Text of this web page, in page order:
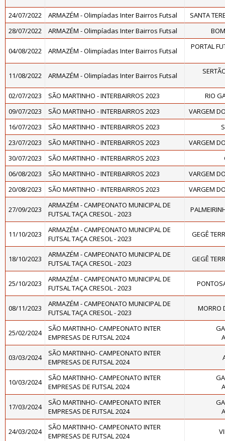
24/07/2022 ARMAZÉM - Olimpíadas Inter Bairros Futsal
SANTA
28/07/2022
ARMAZÉM - Olimpíadas Inter Bairros Futsal
04/08/2022 ARMAZÉM - Olimpíadas Inter Bairros Futsal PORTAL
11/08/2022 ARMAZÉM - Olimpíadas Inter Bairros Futsal
02/07/2023 SÃO MARTINHO - INTERBAIRROS 2023
RIO
09/07/2023
SÃO MARTINHO - INTERBAIRROS 2023
VARGEM
16/07/2023
SÃO MARTINHO - INTERBAIRROS 2023
23/07/2023
SÃO MARTINHO - INTERBAIRROS 2023
VARGEM
30/07/2023
SÃO MARTINHO - INTERBAIRROS 2023
06/08/2023
SÃO MARTINHO - INTERBAIRROS 2023
VARGEM
20/08/2023
SÃO MARTINHO - INTERBAIRROS 2023 VARGEM
27/09/2023
ARMAZÉM - CAMPEONATO MUNICIPAL DE
FUTSAL TAÇA CRESOL - 2023
11/10/2023
ARMAZÉM - CAMPEONATO MUNICIPAL DE
FUTSAL TAÇA CRESOL - 2023
GEGÊ
18/10/2023
ARMAZÉM - CAMPEONATO MUNICIPAL DE
FUTSAL TAÇA CRESOL - 2023
GEGÊ
25/10/2023
ARMAZÉM - CAMPEONATO MUNICIPAL DE
FUTSAL TAÇA CRESOL - 2023
08/11/2023
ARMAZÉM - CAMPEONATO MUNICIPAL DE
FUTSAL TAÇA CRESOL - 2023
MORRO
25/02/2024
SÃO MARTINHO- CAMPEONATO INTER
EMPRESAS DE FUTSAL 2024
03/03/2024
SÃO MARTINHO- CAMPEONATO INTER
EMPRESAS DE FUTSAL 2024
10/03/2024
SÃO MARTINHO- CAMPEONATO INTER
EMPRESAS DE FUTSAL 2024
17/03/2024
SÃO MARTINHO- CAMPEONATO INTER
EMPRESAS DE FUTSAL 2024
24/03/2024
SÃO MARTINHO- CAMPEONATO INTER
EMPRESAS DE FUTSAL 2024